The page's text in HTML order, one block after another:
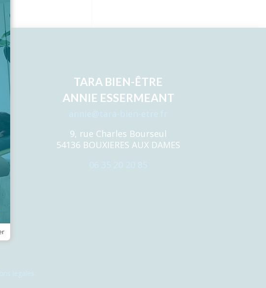
TARA BIEN-ÊTRE
ANNIE ESSERMEANT
annie@tara-bien-etre.fr
9, rue Charles Bourseul
54136 BOUXIERES AUX DAMES
06 35 20 20 85
légales